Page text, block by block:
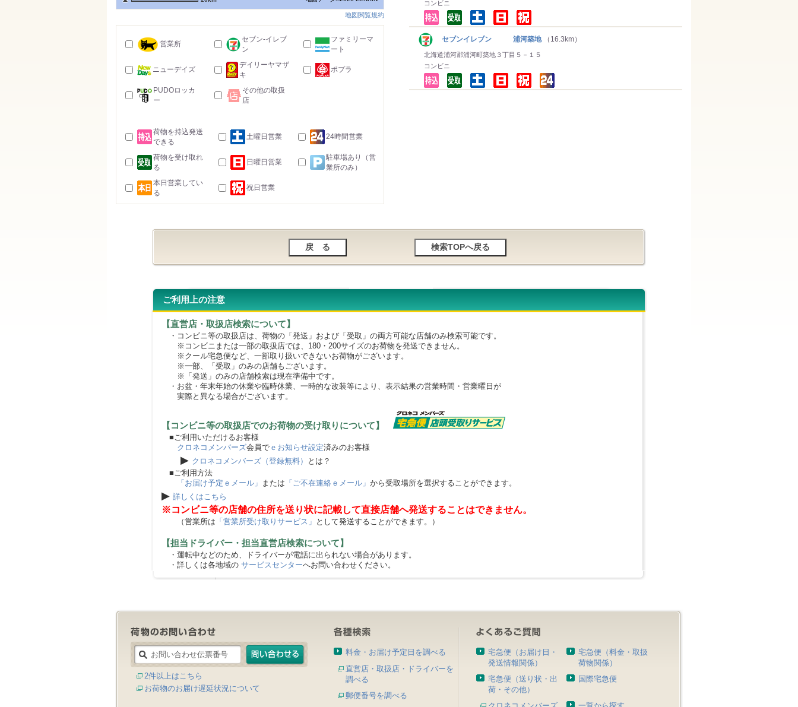
コンビニ
セブンイレブン 浦河築地 （16.3km）
北海道浦河郡浦河町築地３丁目５－１５
コンビニ
地図閲覧規約
営業所
セブン-イレブ
ン
ファミリーマ
ート
ニューデイズ
デイリーヤマザ
キ
ポプラ
PUDOロッカ
ー
その他の取扱
店
荷物を持込発送
できる
土曜日営業 24時間営業
荷物を受け取れ
る
日曜日営業
駐車場あり（営
業所のみ）
本日営業してい
る
祝日営業
ご利用上の注意
【直営店・取扱店検索について】
・コンビニ等の取扱店は、荷物の「発送」および「受取」の両方可能な店舗のみ検索可能です。
※コンビニまたは一部の取扱店では、180・200サイズのお荷物を発送できません。
※クール宅急便など、一部取り扱いできないお荷物がございます。
※一部、「受取」のみの店舗もございます。
※「発送」のみの店舗検索は現在準備中です。
・お盆・年末年始の休業や臨時休業、一時的な改装等により、表示結果の営業時間・営業曜日が
実際と異なる場合がございます。
【コンビニ等の取扱店でのお荷物の受け取りについて】
■ご利用いただけるお客様
クロネコメンバーズ会員で ｅお知らせ設定済みのお客様
▶ クロネコメンバーズ（登録無料）
とは？
■ご利用方法
「お届け予定ｅメール」 または 「ご不在連絡ｅメール」 から受取場所を選択することができます。
▶ 詳しくはこちら
※コンビニ等の店舗の住所を送り状に記載して直接店舗へ発送することはできません。
（営業所は 「営業所受け取りサービス」 として発送することができます。）
【担当ドライバー・担当直営店検索について】
・運転中などのため、ドライバーが電話に出られない場合があります。
・詳しくは各地域の サービスセンターへお問い合わせください。
2件以上はこちら
お荷物のお届け遅延状況について
料金・お届け予定日を調べる
直営店・取扱店・ドライバーを
調べる
郵便番号を調べる
宅急便（お届け日・
発送情報関係）
宅急便（料金・取扱
荷物関係）
宅急便（送り状・出
荷・その他）
国際宅急便